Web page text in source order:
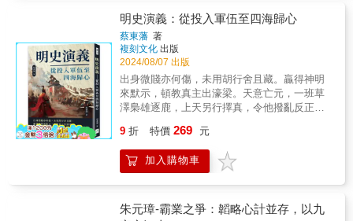
朝的滅亡。
見證了王朝的轉折與變遷。▎劉瑾：閹黨的登
場秀一個坐皇帝，一個立皇帝，他們共建了遍
地皇莊。然而，皇莊不是給他們住的，卻是開
門做生意，用來撈錢的。這個龐大的體系一旦
舒張開來，立皇帝劉瑾事實上已經擁有了比那
位坐在皇帝寶座上的真皇帝更大的勢力。皇帝
風流成性，讓劉瑾掌握了更大權力，太監專權
達到巔峰，文官隊伍中也有人投效宦官，形成
「閹黨」勢力。劉瑾試圖突破太監只能後宮鬥
心匡扶，但寧王叛亂並非時代真正問題，他的
退隱使大明失去了一次治療貪腐的機會……本
書特色：本書為黃如一所著《冰火大明》的上
建制度的缺陷，從明太祖鐵腕治國的絕對清廉
次出征，疲憊而死在歸途中。黎利在交趾煽動
叛亂，高煦被六師討逆而擒。交趾最終被棄，
朱棣的功績亦隨之瓦解。而宮內權閹傾心於嬖
妾，影響朝政。王驥平定麓川蠻，英宗卻在土
木堡戰敗被俘，朝廷局勢更加動盪不安。 ▎朝
政變革與奸臣興亡 第三十五回至第四十回，集
中描寫了朝廷內部的變革和權力爭鬥。景帝即
明朝。上皇被迎還京師，朝廷內部協議和議，
東宮位置也隨之變動。忠臣的諫言被拒，詔獄
濫刑氾濫，朝內陰謀四起。于少保被冤殺於東
市，徐有貞則被充戍南方。曹石策劃的叛亂被
專權，正后失勢，而紀淑妃在深宮中祕密誕
提供類似資源的也並非皇帝一人，很多人總能
找到除國家（皇帝）以外的利益孔道。這些利
益孔道就能形成小勢力，當這種小勢力大到超
過皇帝時，就形成所謂篡權，大到超過皇帝實
際資源和正統威望總和時，就可以篡位了。比
如曹操總攬大權，官員們升官發財都指望他而
不是漢獻帝。那麼到明朝，官場呈何種態勢？
作者又是如何透過《西遊記》來描繪的呢？ ▎
大鬧天宮──誰的大鬧劇 孫悟空的成名之戰堪稱
宮。無須掩飾，你的童年是在多少次大鬧天宮
的夢裡一路走來。多少次你夢見自己就是那個
身披黃金甲，手持金箍棒，打得滿天神仙哭爹
宮，它太容易觸動我們內心深處的英雄情結。
明史演義：從投入軍伍至四海歸心
蔡東藩 著
複刻文化 出版
2024/08/07 出版
出身微賤亦何傷，未用胡行舍且藏。贏得神明
來默示，頓教真主出濠梁。天意亡元，一班草
澤梟雄逐鹿，上天另行擇真，令他撥亂反正，
軍《明史演義》的開篇以一個曲折離奇的故事
展開，朱元璋因避難而出家為僧，但隨後又投
身軍伍。在軍隊中，他不僅僥倖得遇佳人，還
掠地，結識了眾多英雄豪傑。在一次巧遇中，
9 折 特價 269 元
加入購物車
朱元璋-霸業之爭：韜略心計並存，以九